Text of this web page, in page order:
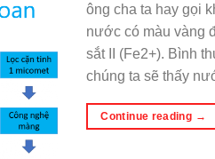
ông cha ta hay gọi
nước có màu vàng
sắt II (Fe2+). Bình
chúng ta sẽ thấy
Continue reading →